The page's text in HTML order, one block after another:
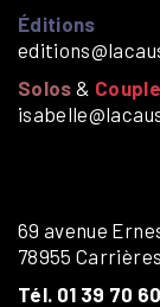
Éditions
Solos &
69 avenue
78955
Tél. 01 39 70